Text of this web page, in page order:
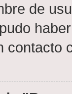
de
contacto